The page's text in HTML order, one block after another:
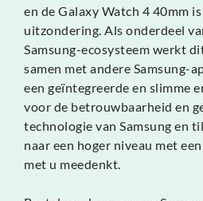
en de Galaxy Watch 4 40mm
uitzondering. Als onderdeel
Samsung-ecosysteem werkt
samen met andere Samsung-
een geïntegreerde en slimme
voor de betrouwbaarheid en
technologie van Samsung en
naar een hoger niveau met
met u meedenkt.